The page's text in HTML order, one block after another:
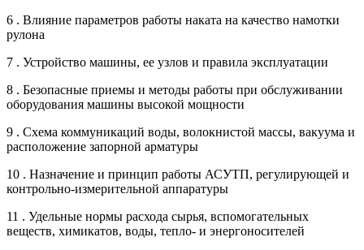
6 . Влияние параметров работы наката на качество намотки
рулона
7 . Устройство машины, ее узлов и правила эксплуатации
8 . Безопасные приемы и методы работы при обслуживании
оборудования машины высокой мощности
9 . Схема коммуникаций воды, волокнистой массы, вакуума и
расположение запорной арматуры
10 . Назначение и принцип работы АСУТП, регулирующей и
контрольно-измерительной аппаратуры
11 . Удельные нормы расхода сырья, вспомогательных
веществ, химикатов, воды, тепло- и энергоносителей